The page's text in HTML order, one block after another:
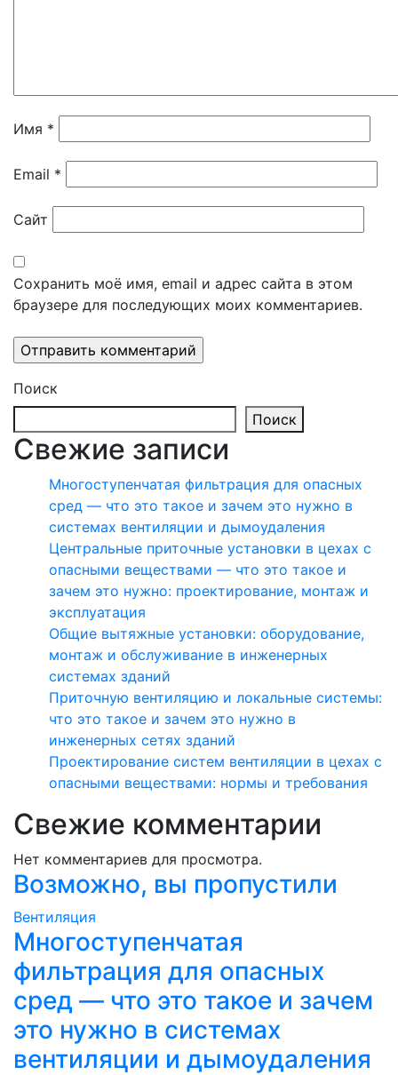
Имя *
Email *
Сайт
Сохранить моё имя, email и адрес сайта в этом
браузере для последующих моих комментариев.
Поиск
Поиск
Свежие записи
Многоступенчатая фильтрация для опасных
сред — что это такое и зачем это нужно в
системах вентиляции и дымоудаления
Центральные приточные установки в цехах с
опасными веществами — что это такое и
зачем это нужно: проектирование, монтаж и
эксплуатация
Общие вытяжные установки: оборудование,
монтаж и обслуживание в инженерных
системах зданий
Приточную вентиляцию и локальные системы:
что это такое и зачем это нужно в
инженерных сетях зданий
Проектирование систем вентиляции в цехах с
опасными веществами: нормы и требования
Свежие комментарии
Нет комментариев для просмотра.
Возможно, вы пропустили
Вентиляция
Многоступенчатая
фильтрация для опасных
сред — что это такое и зачем
это нужно в системах
вентиляции и дымоудаления